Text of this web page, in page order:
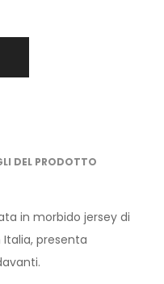
DEL PRODOTTO
in morbido jersey di
presenta